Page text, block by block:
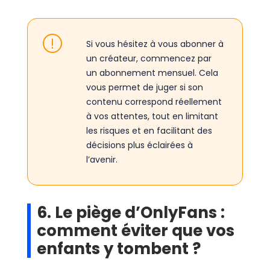
Si vous hésitez à vous abonner à
un créateur, commencez par
un abonnement mensuel. Cela
vous permet de juger si son
contenu correspond réellement
à vos attentes, tout en limitant
les risques et en facilitant des
décisions plus éclairées à
l’avenir.
6. Le piège d’OnlyFans :
comment éviter que vos
enfants y tombent ?